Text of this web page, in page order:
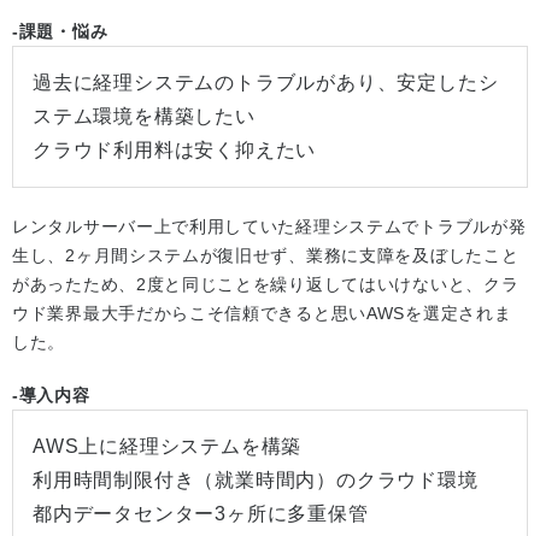
-課題・悩み
過去に経理システムのトラブルがあり、安定したシ
ステム環境を構築したい
クラウド利用料は安く抑えたい
レンタルサーバー上で利用していた経理システムでトラブルが発
生し、2ヶ月間システムが復旧せず、業務に支障を及ぼしたこと
があったため、2度と同じことを繰り返してはいけないと、クラ
ウド業界最大手だからこそ信頼できると思いAWSを選定されま
した。
-導入内容
AWS上に経理システムを構築
利用時間制限付き（就業時間内）のクラウド環境
都内データセンター3ヶ所に多重保管